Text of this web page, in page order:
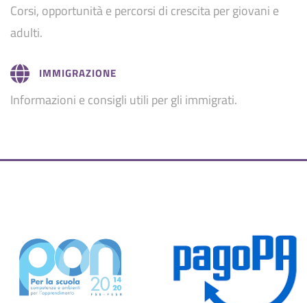
Corsi, opportunità e percorsi di crescita per giovani e
adulti.
IMMIGRAZIONE
Informazioni e consigli utili per gli immigrati.